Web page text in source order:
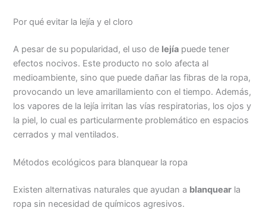
Por qué evitar la lejía y el cloro
A pesar de su popularidad, el uso de lejía puede tener
efectos nocivos. Este producto no solo afecta al
medioambiente, sino que puede dañar las fibras de la ropa,
provocando un leve amarillamiento con el tiempo. Además,
los vapores de la lejía irritan las vías respiratorias, los ojos y
la piel, lo cual es particularmente problemático en espacios
cerrados y mal ventilados.
Métodos ecológicos para blanquear la ropa
Existen alternativas naturales que ayudan a blanquear la
ropa sin necesidad de químicos agresivos.